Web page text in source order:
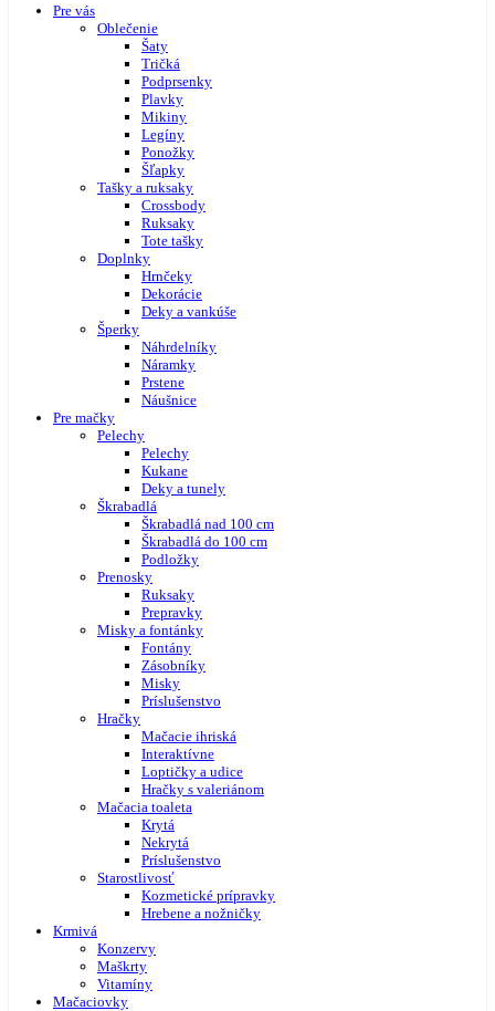
Pre vás
Oblečenie
Šaty
Tričká
Podprsenky
Plavky
Mikiny
Legíny
Ponožky
Šľapky
Tašky a ruksaky
Crossbody
Ruksaky
Tote tašky
Doplnky
Hrnčeky
Dekorácie
Deky a vankúše
Šperky
Náhrdelníky
Náramky
Prstene
Náušnice
Pre mačky
Pelechy
Pelechy
Kukane
Deky a tunely
Škrabadlá
Škrabadlá nad 100 cm
Škrabadlá do 100 cm
Podložky
Prenosky
Ruksaky
Prepravky
Misky a fontánky
Fontány
Zásobníky
Misky
Príslušenstvo
Hračky
Mačacie ihriská
Interaktívne
Loptičky a udice
Hračky s valeriánom
Mačacia toaleta
Krytá
Nekrytá
Príslušenstvo
Starostlivosť
Kozmetické prípravky
Hrebene a nožničky
Krmivá
Konzervy
Maškrty
Vitamíny
Mačaciovky